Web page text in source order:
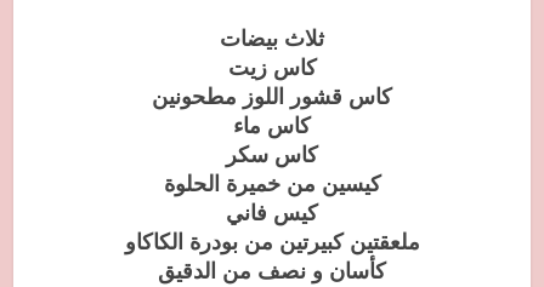
ثلاث بيضات
كاس زيت
كاس قشور اللوز مطحونين
كاس ماء
كاس سكر
كيسين من خميرة الحلوة
كيس فاني
ملعقتين كبيرتين من بودرة الكاكاو
كأسان و نصف من الدقيق